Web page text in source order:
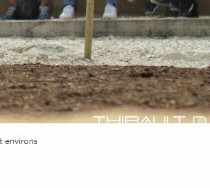
environs